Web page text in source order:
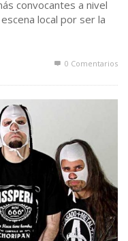
convocantes a nivel
local por ser la
0 Comentarios